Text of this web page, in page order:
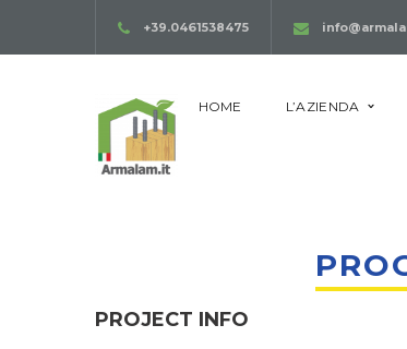
+39.0461538475
HOME L’AZIENDA
PROJECT INFO